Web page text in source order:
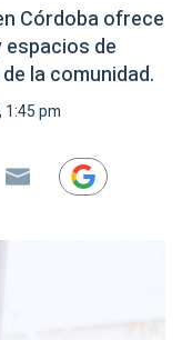
Córdoba ofrece
de
la comunidad.
pm